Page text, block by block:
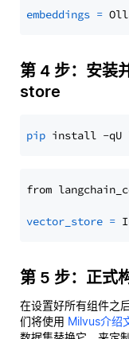
embeddings =
第 4 步：安装
store
pip
from
vector_store =
第 5 步：正式
在设置好所有组件之
们将使用 Milvus介绍